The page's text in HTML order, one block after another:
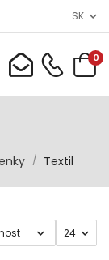
SK
0
/ Textil